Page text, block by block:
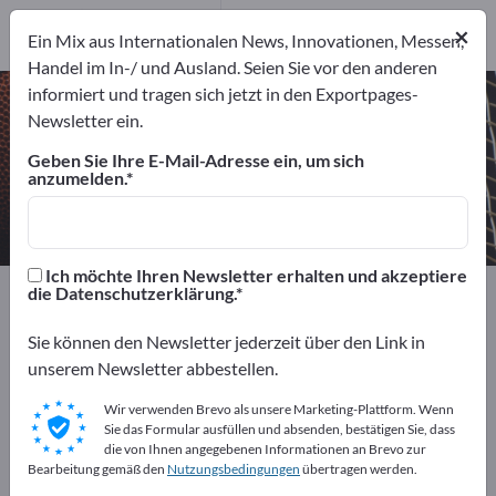
Skibekleidung – Hersteller und
Anbieter Hersteller
11
11
Exportpages
Sport & Freizeit
Kostenlos inserieren auf
Exportpages!
Bedarfe – Angebote – Gebrauchtwaren –
Geschäftskontakte>> hier starten
×
Ein Mix aus Internationalen News, Innovationen, Messen,
Handel im In-/ und Ausland. Seien Sie vor den anderen
informiert und tragen sich jetzt in den Exportpages-
Newsletter ein.
Geben Sie Ihre E-Mail-Adresse ein, um sich
anzumelden.
Ich möchte Ihren Newsletter erhalten und akzeptiere
die Datenschutzerklärung.
Sie können den Newsletter jederzeit über den Link in
unserem Newsletter abbestellen.
Wir verwenden Brevo als unsere Marketing-Plattform. Wenn
Sie das Formular ausfüllen und absenden, bestätigen Sie, dass
die von Ihnen angegebenen Informationen an Brevo zur
Bearbeitung gemäß den Nutzungsbedingungen übertragen werden.